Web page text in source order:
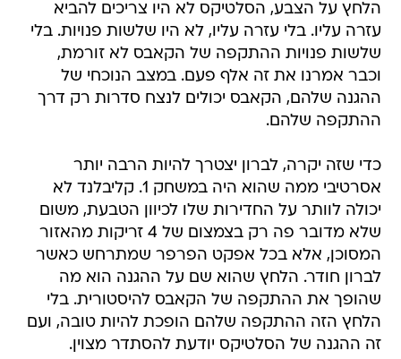
הלחץ על הצבע, הסלטיקס לא היו צריכים להביא
עזרה עליו. בלי עזרה עליו, לא היו שלשות פנויות. בלי
שלשות פנויות ההתקפה של הקאבס לא זורמת,
וכבר אמרנו את זה אלף פעם. במצב הנוכחי של
ההגנה שלהם, הקאבס יכולים לנצח סדרות רק דרך
ההתקפה שלהם.
כדי שזה יקרה, לברון יצטרך להיות הרבה יותר
אסרטיבי ממה שהוא היה במשחק 1. קליבלנד לא
יכולה לוותר על החדירות שלו לכיוון הטבעת, משום
שלא מדובר פה רק בצמצום של 4 זריקות מהאזור
המסוכן, אלא בכל אפקט הפרפר שמתרחש כאשר
לברון חודר. הלחץ שהוא שם על ההגנה הוא מה
שהופך את ההתקפה של הקאבס להיסטורית. בלי
הלחץ הזה ההתקפה שלהם הופכת להיות טובה, ועם
זה ההגנה של הסלטיקס יודעת להסתדר מצוין.